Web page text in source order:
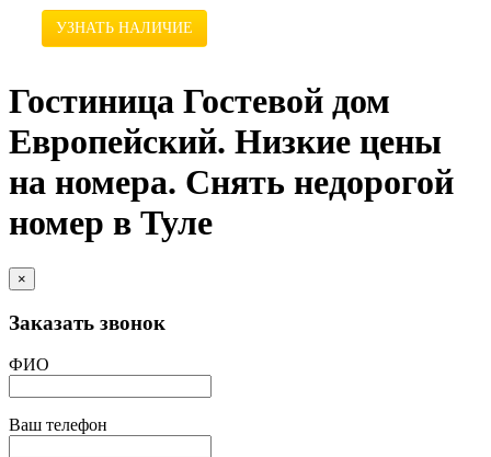
УЗНАТЬ НАЛИЧИЕ
Гостиница Гостевой дом
Европейский. Низкие цены
на номера. Снять недорогой
номер в Туле
×
Заказать звонок
ФИО
Ваш телефон